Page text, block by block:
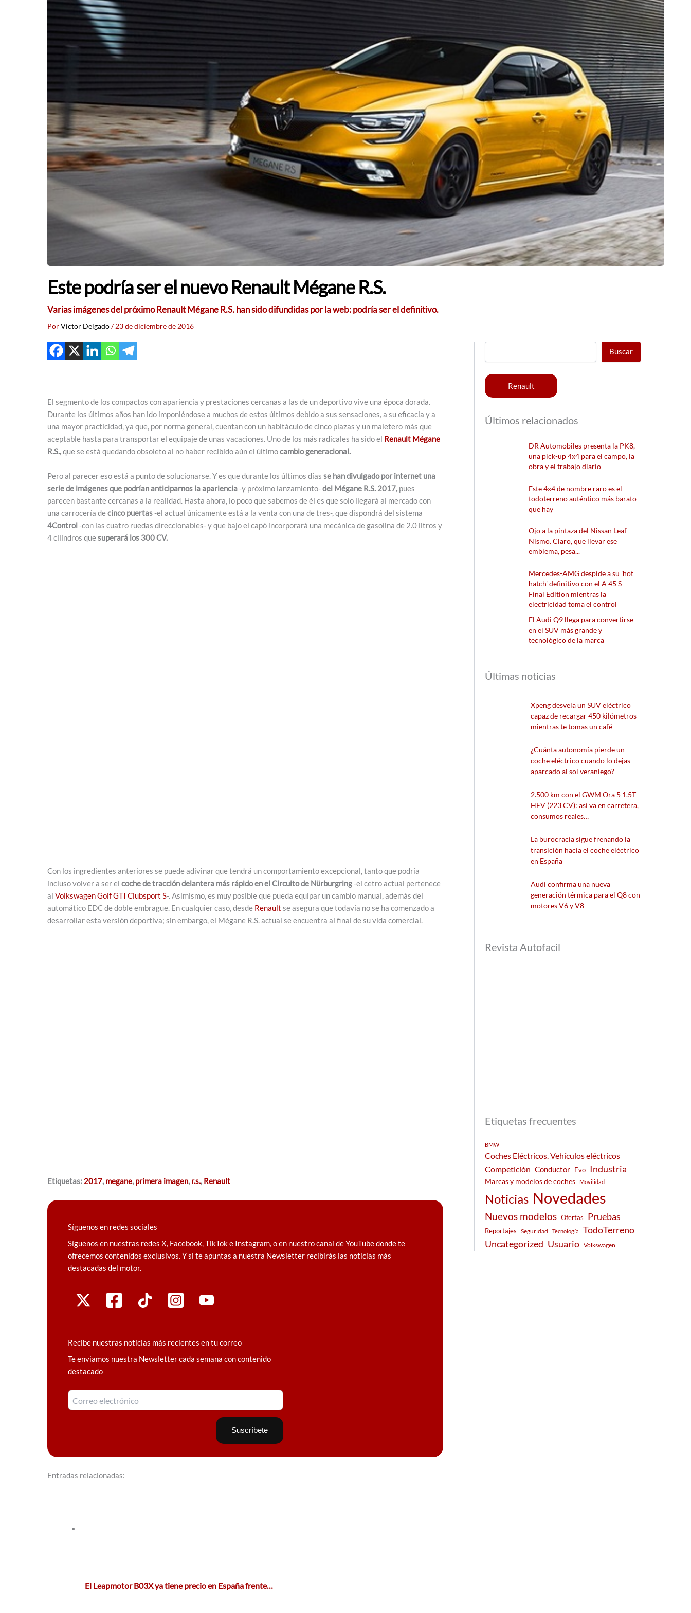
Este podría ser el nuevo Renault Mégane R.S.
Varias imágenes del próximo Renault Mégane R.S. han sido difundidas por la web: podría ser el definitivo.
PorVictor Delgado/23 de diciembre de 2016
El segmento de los compactos con apariencia y prestaciones cercanas a las de un deportivo vive una época dorada.
Durante los últimos años han ido imponiéndose a muchos de estos últimos debido a sus sensaciones, a su eficacia y a
una mayor practicidad, ya que, por norma general, cuentan con un habitáculo de cinco plazas y un maletero más que
aceptable hasta para transportar el equipaje de unas vacaciones. Uno de los más radicales ha sido el Renault Mégane
R.S.,que se está quedando obsoleto al no haber recibido aún el últimocambio generacional.
Pero al parecer eso está a punto de solucionarse. Y es que durante los últimos días se han divulgado por internet una
serie de imágenes que podrían anticiparnos la apariencia-y próximo lanzamiento-del Mégane R.S. 2017, pues
parecen bastante cercanas a la realidad. Hasta ahora, lo poco que sabemos de él es que solo llegará al mercado con
una carrocería decinco puertas-el actual únicamente está a la venta con una de tres-, que dispondrá del sistema
4Control-con las cuatro ruedas direccionables- y que bajo el capó incorporará una mecánica de gasolina de 2.0 litros y
4 cilindros quesuperará los 300 CV.
Con los ingredientes anteriores se puede adivinar que tendrá un comportamiento excepcional, tanto que podría
incluso volver a ser el coche de tracción delantera más rápido en el Circuito de Nürburgring-el cetro actual pertenece
al Volkswagen Golf GTI Clubsport S-. Asimismo, es muy posible que pueda equipar un cambio manual, además del
automático EDC de doble embrague. En cualquier caso, desde Renault se asegura que todavía no se ha comenzado a
desarrollar esta versión deportiva; sin embargo, el Mégane R.S. actual se encuentra al final de su vida comercial.
Etiquetas: 2017, megane, primera imagen, r.s., Renault
Síguenos en redes sociales
Síguenos en nuestras redes X, Facebook, TikTok e Instagram, o en nuestro canal de YouTube donde te
ofrecemos contenidos exclusivos. Y si te apuntas a nuestra Newsletter recibirás las noticias más
destacadas del motor.
Recibe nuestras noticias más recientes en tu correo
Te enviamos nuestra Newsletter cada semana con contenido
destacado
Entradas relacionadas:
El Leapmotor B03X ya tiene precio en España frente…
Buscar
Renault
Últimos relacionados
DR Automobiles presenta la PK8,
una pick-up 4x4 para el campo, la
obra y el trabajo diario
Este 4x4 de nombre raro es el
todoterreno auténtico más barato
que hay
Ojo a la pintaza del Nissan Leaf
Nismo. Claro, que llevar ese
emblema, pesa...
Mercedes-AMG despide a su 'hot
hatch' definitivo con el A 45 S
Final Edition mientras la
electricidad toma el control
El Audi Q9 llega para convertirse
en el SUV más grande y
tecnológico de la marca
Últimas noticias
Xpeng desvela un SUV eléctrico
capaz de recargar 450 kilómetros
mientras te tomas un café
¿Cuánta autonomía pierde un
coche eléctrico cuando lo dejas
aparcado al sol veraniego?
2.500 km con el GWM Ora 5 1.5T
HEV (223 CV): así va en carretera,
consumos reales…
La burocracia sigue frenando la
transición hacia el coche eléctrico
en España
Audi confirma una nueva
generación térmica para el Q8 con
motores V6 y V8
Revista Autofacil
Etiquetas frecuentes
BMW
Coches Eléctricos. Vehículos eléctricos
Competición Conductor Evo Industria
Marcas y modelos de coches Movilidad
Noticias Novedades
Nuevos modelos Ofertas Pruebas
Reportajes Seguridad Tecnología
TodoTerreno
Uncategorized Usuario Volkswagen